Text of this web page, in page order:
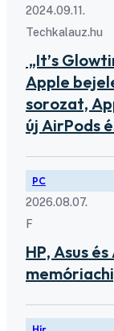
2024.09.11.
Techkalauz.hu
„It’s
Apple
sorozat,
új AirPods
PC
2026.08.07.
F
HP, Asus